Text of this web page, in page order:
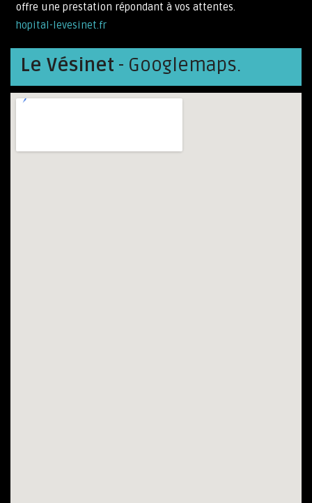
offre une prestation répondant à vos attentes.
hopital-levesinet.fr
Le Vésinet - Googlemaps.